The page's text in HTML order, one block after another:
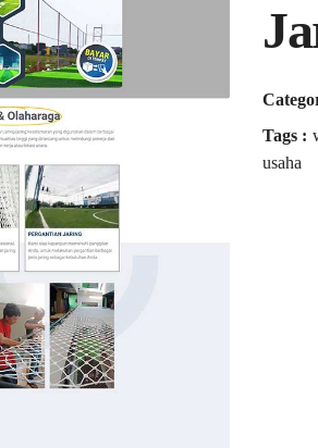
Tags :
usaha